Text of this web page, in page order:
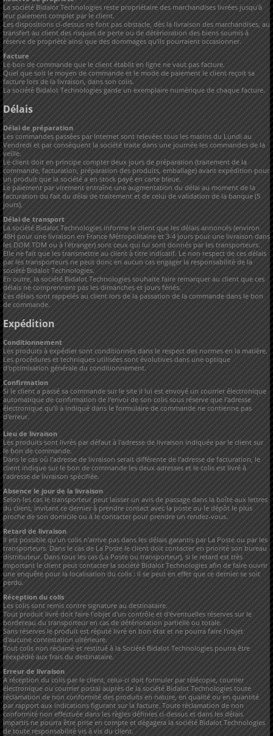
La société Bidalot Technologies reste propriétaire des marchandises livrées jusqu'à
leur paiement complet par le client.
Les dispositions ci-dessus ne font pas obstacle, dès la livraison des marchandises, au
transfert au client des risques de perte ou de détérioration des biens soumis à
réserve de propriété ainsi que des dommages qu'ils pourraient occasionner.
Facture
Le bon de commande que le client établit en ligne ne vaut pas facture.
Quel que soit le moyen de commande et le mode de paiement le client reçoit sa
facture lors de la livraison, dans son colis.
La société Bidalot Technologies garde un exemplaire numérique de chaque facture.
Délais
Délai de préparation
Les commandes passées par Internet sont relevées tous les matins du Lundi au
Vendredi et par conséquent la société traite dans une journée les commandes de la
veille.
Le client doit en principe compter deux jours de préparation (traitement de la
commande, facturation, préparation des produits, emballage) avant expédition pour
un produit que la société a en stock payé en carte bleue.
Le paiement par virement entraîne une augmentation du délai au moment de la
facturation du fait du délai de traitement et de celui de validation de la banque (5
jours).
Délai de transport
La société Bidalot Technologies informe le client que les délais annoncés (environ
48H pour une livraison en France Métropolitaine et 3-4 jours pour une livraison dans
les DOM TOM ou à l'étranger) sont ceux qui lui sont donnés par les transporteurs.
Elle ne fait que les transmettre au client à titre indicatif. Le non respect de ces délais
par les transporteurs ne peut donc en aucun cas engager la responsabilité de la
société Bidalot Technologies.
En outre, la société Bidalot Technologies souhaite faire remarquer au client que ces
délais ne comprennent pas les dimanches et jours fériés.
Ces délais sont rappelés au client lors de la passation de la commande dans le bon
de commande.
Expédition
Conditionnement
Les produits à expédier sont conditionnés dans le respect des normes en la matière.
Les procédures et techniques utilisées sont évolutives dans une optique
d'optimisation générale du conditionnement.
Confirmation
Si le client a passé sa commande sur le site il lui est envoyé un courrier électronique
automatique de confirmation de l'envoi de son colis sous réserve que l'adresse
électronique qu'il a indiqué dans le formulaire de commande ne contienne pas
d'erreur.
Lieu de livraison
Les produits sont livrés par défaut à l'adresse de livraison indiquée par le client sur
le bon de commande.
Dans le cas où l'adresse de livraison serait différente de l'adresse de facturation, le
client indique sur le bon de commande les deux adresses et le colis est livré à
l'adresse de livraison spécifiée.
Absence le jour de la livraison
Selon les cas le transporteur peut laisser un avis de passage dans la boîte aux lettres
du client, invitant ce dernier à prendre contact avec la poste ou le dépôt le plus
proche de son domicile ou à le contacter pour prendre un rendez-vous.
Retard de livraison
Il est possible qu'un colis n'arrive pas dans les délais garantis par La Poste ou par les
transporteurs. Dans le cas de La Poste le client doit contacter en priorité son bureau
distributeur. Dans tous les cas (La Poste ou transporteur), si le retard est très
important le client peut contacter la société Bidalot Technologies afin de faire ouvrir
une enquête pour la localisation du colis : il se peut en effet que ce dernier se soit
perdu.
Réception du colis
Les colis sont remis contre signature au destinataire.
Tout produit livré doit faire l'objet d'un contrôle et d'éventuelles réserves sur le
bordereau du transporteur en cas de détérioration partielle ou totale.
Sans réserves le produit est réputé livré en bon état et ne pourra faire l'objet
d'aucune contestation ultérieure.
Tout colis non réclamé et restitué à la Société Bidalot Technologies pourra être
réexpédié aux frais du destinataire.
Erreur de livraison
A réception du colis par le client, celui-ci doit formuler par télécopie, courrier
électronique ou courrier postal auprès de la société Bidalot Technologies toute
réclamation de non conformité des produits en nature, en qualité ou en quantité
par rapport aux indications figurant sur la facture. Toute réclamation de non
conformité non effectuée dans les règles définies ci-dessus et dans les délais
impartis ne pourra être prise en compte et dégagera la société Bidalot Technologies
de toute responsabilité vis à vis du client.